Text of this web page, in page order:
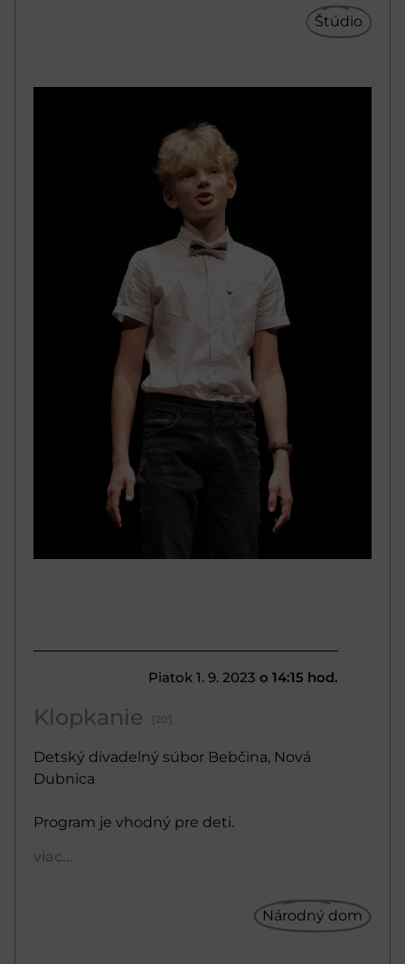
Štúdio
Piatok 1. 9. 2023 o 14:15 hod.
Klopkanie [20']
Detský divadelný súbor Bebčina, Nová
Dubnica
Program je vhodný pre deti.
viac...
Národný dom